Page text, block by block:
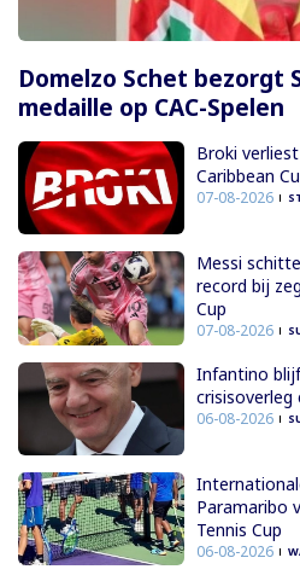
Domelzo Schet bezorgt
medaille op CAC-Spelen
Broki
Caribbean
07-08-2026
Messi
record bij
Cup
07-08-2026
Infantino
crisisoverleg
06-08-2026
Paramaribo
Tennis Cup
06-08-2026